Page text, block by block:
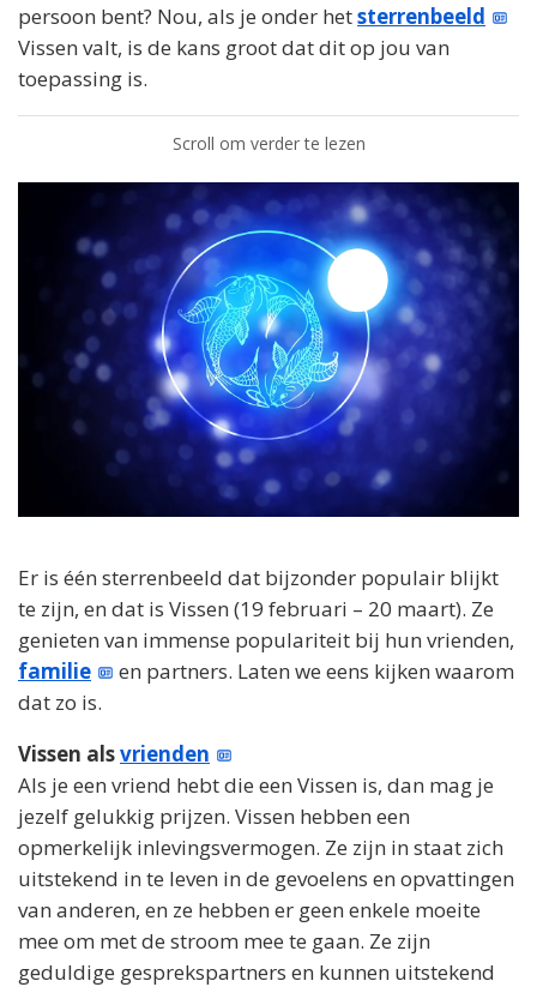
persoon bent? Nou, als je onder hetsterrenbeeld
Vissen valt, is de kans groot dat dit op jou van
toepassing is.
Scroll om verder te lezen
Er is één sterrenbeeld dat bijzonder populair blijkt
te zijn, en dat is Vissen (19 februari – 20 maart). Ze
genieten van immense populariteit bij hun vrienden,
familie
en partners. Laten we eens kijken waarom
dat zo is.
Vissen alsvrienden
Als je een vriend hebt die een Vissen is, dan mag je
jezelf gelukkig prijzen. Vissen hebben een
opmerkelijk inlevingsvermogen. Ze zijn in staat zich
uitstekend in te leven in de gevoelens en opvattingen
van anderen, en ze hebben er geen enkele moeite
mee om met de stroom mee te gaan. Ze zijn
geduldige gesprekspartners en kunnen uitstekend